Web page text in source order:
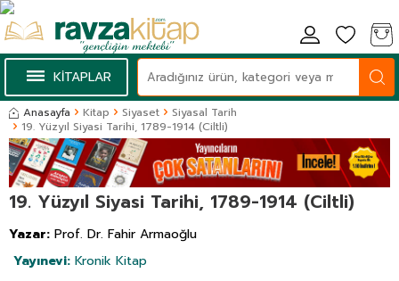
KİTAPLAR
Anasayfa Kitap Siyaset
Siyasal Tarih
19. Yüzyıl Siyasi Tarihi, 1789-1914 (Ciltli)
19. Yüzyıl Siyasi Tarihi, 1789-1914 (Ciltli)
Yazar: Prof. Dr. Fahir Armaoğlu
Yayınevi: Kronik Kitap